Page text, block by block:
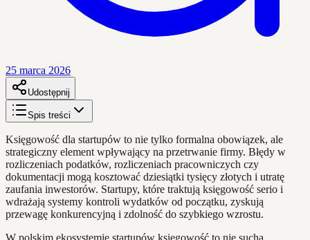
25 marca 2026
Udostępnij
Spis treści
Księgowość dla startupów to nie tylko formalna obowiązek, ale
strategiczny element wpływający na przetrwanie firmy. Błędy w
rozliczeniach podatków, rozliczeniach pracowniczych czy
dokumentacji mogą kosztować dziesiątki tysięcy złotych i utratę
zaufania inwestorów. Startupy, które traktują księgowość serio i
wdrażają systemy kontroli wydatków od początku, zyskują
przewagę konkurencyjną i zdolność do szybkiego wzrostu.
W polskim ekosystemie startupów księgowość to nie sucha